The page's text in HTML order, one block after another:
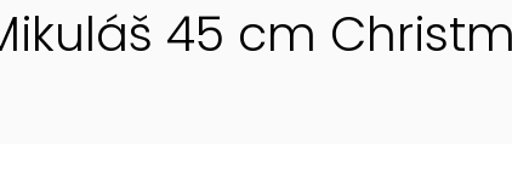
45 cm